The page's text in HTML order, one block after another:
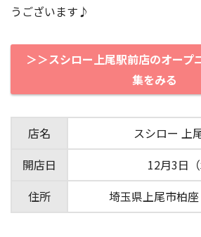
うございます♪
＞＞スシロー上尾駅前店のオープ
集をみる
店名
スシロー 上
開店日
12月3日（
住所
埼玉県上尾市柏